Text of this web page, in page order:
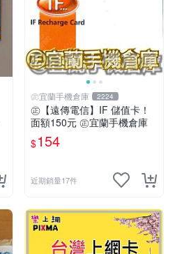
㊣宜蘭手機倉庫 2224
㊣【遠傳電信】IF 儲值卡！
面額150元 ㊣宜蘭手機倉庫
$154
近期銷量17件